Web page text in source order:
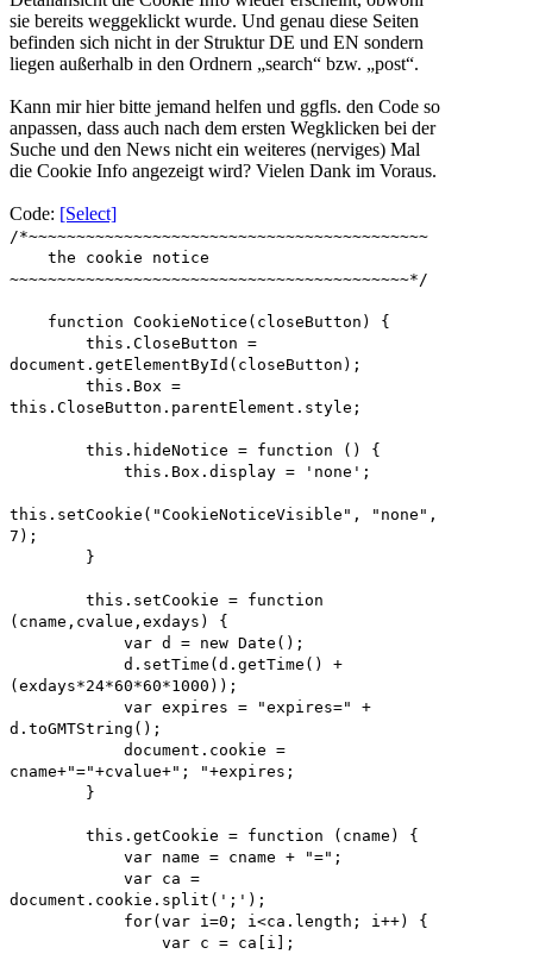
sie bereits weggeklickt wurde. Und genau diese Seiten
befinden sich nicht in der Struktur DE und EN sondern
liegen außerhalb in den Ordnern „search“ bzw. „post“.
Kann mir hier bitte jemand helfen und ggfls. den Code so
anpassen, dass auch nach dem ersten Wegklicken bei der
Suche und den News nicht ein weiteres (nerviges) Mal
die Cookie Info angezeigt wird? Vielen Dank im Voraus.
Code: [Select]
/*~~~~~~~~~~~~~~~~~~~~~~~~~~~~~~~~~~~~~~~~~~
the cookie notice
~~~~~~~~~~~~~~~~~~~~~~~~~~~~~~~~~~~~~~~~~~*/
function CookieNotice(closeButton) {
this.CloseButton =
document.getElementById(closeButton);
this.Box =
this.CloseButton.parentElement.style;
this.hideNotice = function () {
this.Box.display = 'none';
this.setCookie("CookieNoticeVisible", "none",
7);
}
this.setCookie = function
(cname,cvalue,exdays) {
var d = new Date();
d.setTime(d.getTime() +
(exdays*24*60*60*1000));
var expires = "expires=" +
d.toGMTString();
document.cookie =
cname+"="+cvalue+"; "+expires;
}
this.getCookie = function (cname) {
var name = cname + "=";
var ca =
document.cookie.split(';');
for(var i=0; i<ca.length; i++) {
var c = ca[i];